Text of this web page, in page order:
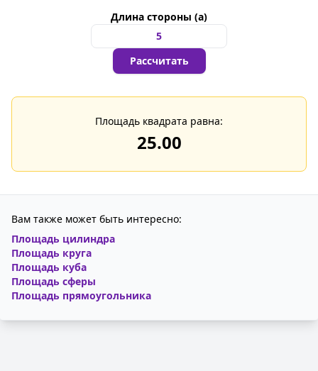
Длина стороны (a)
Рассчитать
Площадь квадрата равна:
25.00
Вам также может быть интересно:
Площадь цилиндра
Площадь круга
Площадь куба
Площадь сферы
Площадь прямоугольника